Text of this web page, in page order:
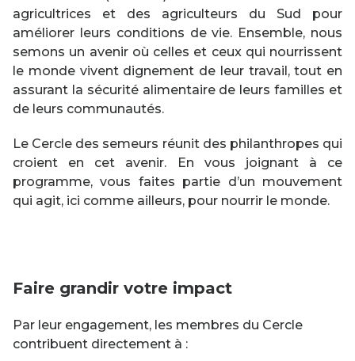
agricultrices et des agriculteurs du Sud pour
améliorer leurs conditions de vie. Ensemble, nous
semons un avenir où celles et ceux qui nourrissent
le monde vivent dignement de leur travail, tout en
assurant la sécurité alimentaire de leurs familles et
de leurs communautés.
Le Cercle des semeurs réunit des philanthropes qui
croient en cet avenir. En vous joignant à ce
programme, vous faites partie d’un mouvement
qui agit, ici comme ailleurs, pour nourrir le monde.
Faire grandir votre impact
Par leur engagement, les membres du Cercle
contribuent directement à :